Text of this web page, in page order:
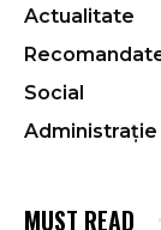
Actualitate
Social
Administrație
MUST READ